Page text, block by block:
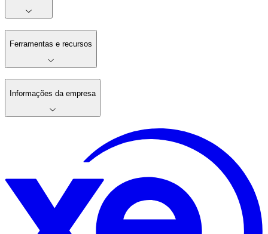
Ferramentas e recursos
Informações da empresa